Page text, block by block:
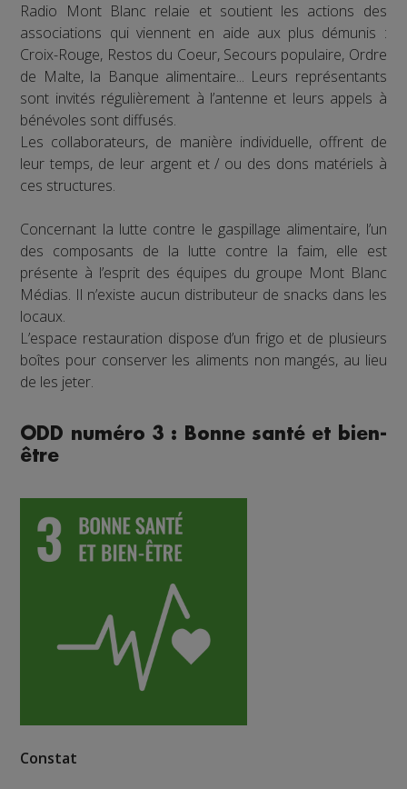
Radio Mont Blanc relaie et soutient les actions des
associations qui viennent en aide aux plus démunis :
Croix-Rouge, Restos du Coeur, Secours populaire, Ordre
de Malte, la Banque alimentaire... Leurs représentants
sont invités régulièrement à l’antenne et leurs appels à
bénévoles sont diffusés.
Les collaborateurs, de manière individuelle, offrent de
leur temps, de leur argent et / ou des dons matériels à
ces structures.
Concernant la lutte contre le gaspillage alimentaire, l’un
des composants de la lutte contre la faim, elle est
présente à l’esprit des équipes du groupe Mont Blanc
Médias. Il n’existe aucun distributeur de snacks dans les
locaux.
L’espace restauration dispose d’un frigo et de plusieurs
boîtes pour conserver les aliments non mangés, au lieu
de les jeter.
ODD numéro 3 : Bonne santé et bien-
être
Constat